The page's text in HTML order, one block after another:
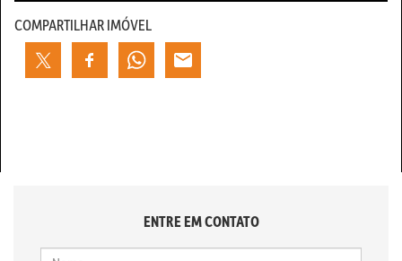
COMPARTILHAR IMÓVEL
ENTRE EM CONTATO